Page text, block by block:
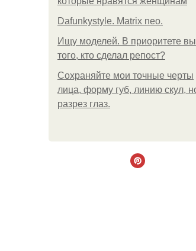
Dafunkystyle. Matrix neo.
Ищу моделей. В приоритете
того, кто сделал репост?
Сохраняйте мои точные черты
лица, форму губ, линию скул,
разрез глаз.